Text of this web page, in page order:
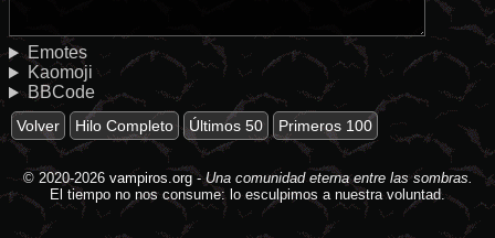
Emotes
Kaomoji
BBCode
Volver Hilo Completo Últimos 50 Primeros 100
© 2020-2026 vampiros.org-Una comunidad eterna entre las sombras.
El tiempo no nos consume: lo esculpimos a nuestra voluntad.